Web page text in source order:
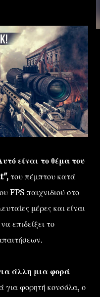
είναι το θέμα του
του πέμπτου κατά
FPS παιχνιδιού στο
μέρες και είναι
επιδείξει το
άλλη μια φορά
για φορητή κονσόλα, ο